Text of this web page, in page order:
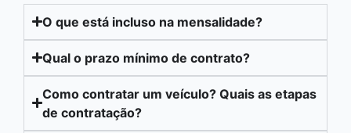
O que está incluso na mensalidade?
Qual o prazo mínimo de contrato?
Como contratar um veículo? Quais as etapas
de contratação?